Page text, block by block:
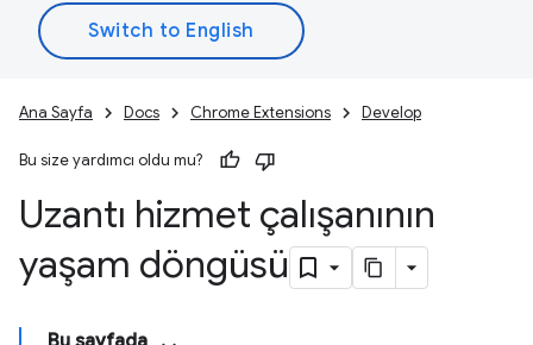
Ana Sayfa Docs Chrome Extensions Develop
Bu size yardımcı oldu mu?
Uzantı hizmet çalışanının
yaşam döngüsü